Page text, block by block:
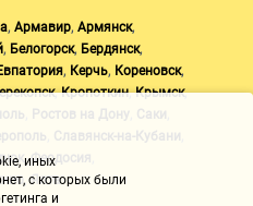
, Армавир, Армянск,
, Белогорск, Бердянск,
, Керчь, Кореновск,
,Кропоткин,Крымск,
Ростов на Дону Саки
Славянск-на-Кубани
,Феодосия
,Ялта
иных
с которых были
и